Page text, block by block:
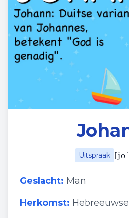
Uitspraak [
Geslacht: Man
Herkomst: